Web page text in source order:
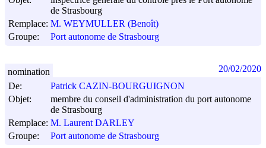
de Strasbourg
Remplace: M. WEYMULLER (Benoît)
Groupe:
Port autonome de Strasbourg
De:
Patrick CAZIN-BOURGUIGNON
Objet:
membre du conseil d'administration du port autonome
de Strasbourg
Remplace: M. Laurent DARLEY
Groupe:
Port autonome de Strasbourg
nomination 20/02/2020